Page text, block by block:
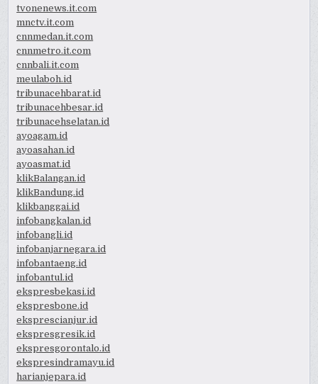
tvonenews.it.com
mnctv.it.com
cnnmedan.it.com
cnnmetro.it.com
cnnbali.it.com
meulaboh.id
tribunacehbarat.id
tribunacehbesar.id
tribunacehselatan.id
ayoagam.id
ayoasahan.id
ayoasmat.id
klikBalangan.id
klikBandung.id
klikbanggai.id
infobangkalan.id
infobangli.id
infobanjarnegara.id
infobantaeng.id
infobantul.id
ekspresbekasi.id
ekspresbone.id
eksprescianjur.id
ekspresgresik.id
ekspresgorontalo.id
ekspresindramayu.id
harianjepara.id